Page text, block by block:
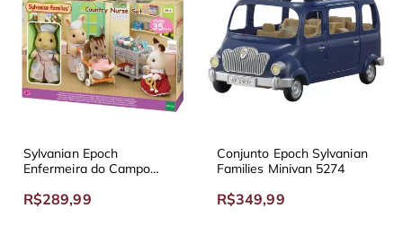
Sylvanian Epoch
Enfermeira do Campo
R$289,99
Conjunto Epoch Sylvanian
Families Minivan 5274
R$349,99